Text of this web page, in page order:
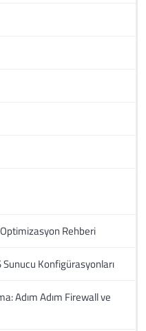
Rehberi
Konfigürasyonları
Adım Adım Firewall ve